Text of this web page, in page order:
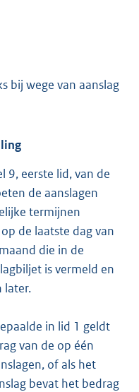
bij wege van aanslag
9, eerste lid, van de
de aanslagen
termijnen
de laatste dag van
die in de
is vermeld en
later.
in lid 1 geldt
van de op één
of als het
bevat het bedrag